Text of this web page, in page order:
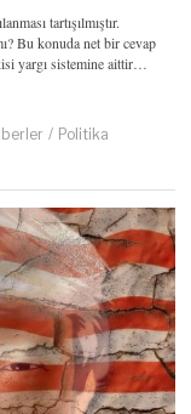
tartışılmıştır.
Bu konuda net bir cevap
yargı sistemine aittir…
/ Politika